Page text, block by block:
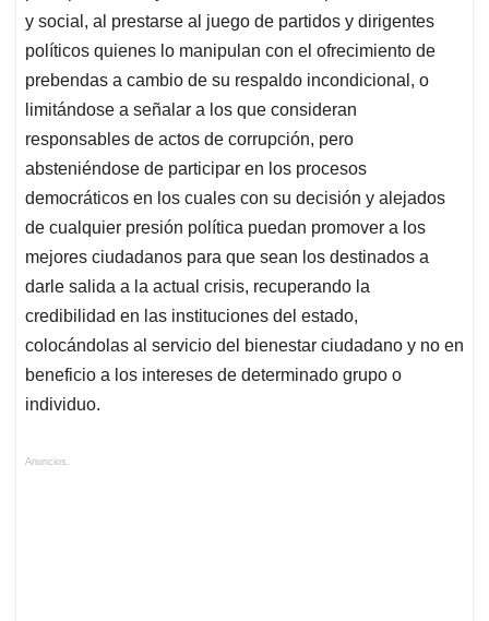
y social, al prestarse al juego de partidos y dirigentes
políticos quienes lo manipulan con el ofrecimiento de
prebendas a cambio de su respaldo incondicional, o
limitándose a señalar a los que consideran
responsables de actos de corrupción, pero
absteniéndose de participar en los procesos
democráticos en los cuales con su decisión y alejados
de cualquier presión política puedan promover a los
mejores ciudadanos para que sean los destinados a
darle salida a la actual crisis, recuperando la
credibilidad en las instituciones del estado,
colocándolas al servicio del bienestar ciudadano y no en
beneficio a los intereses de determinado grupo o
individuo.
Anuncios.